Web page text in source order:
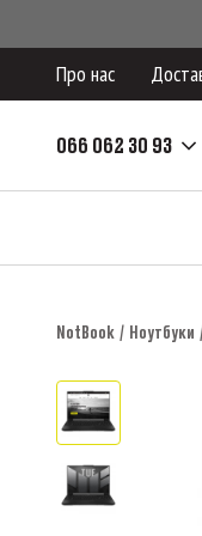
Про нас
066 062 30 93
NotBook Ноутбуки